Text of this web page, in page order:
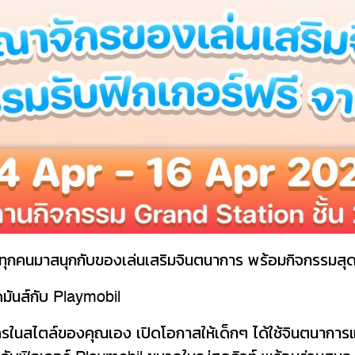
กคนมาสนุกกับของเล่นเสริมจินตนาการ พร้อมกิจกรรมสุ
มันส์กับ Playmobil
ในสไตล์ของคุณเอง เปิดโอกาสให้เด็กๆ ได้ใช้จินตนาก